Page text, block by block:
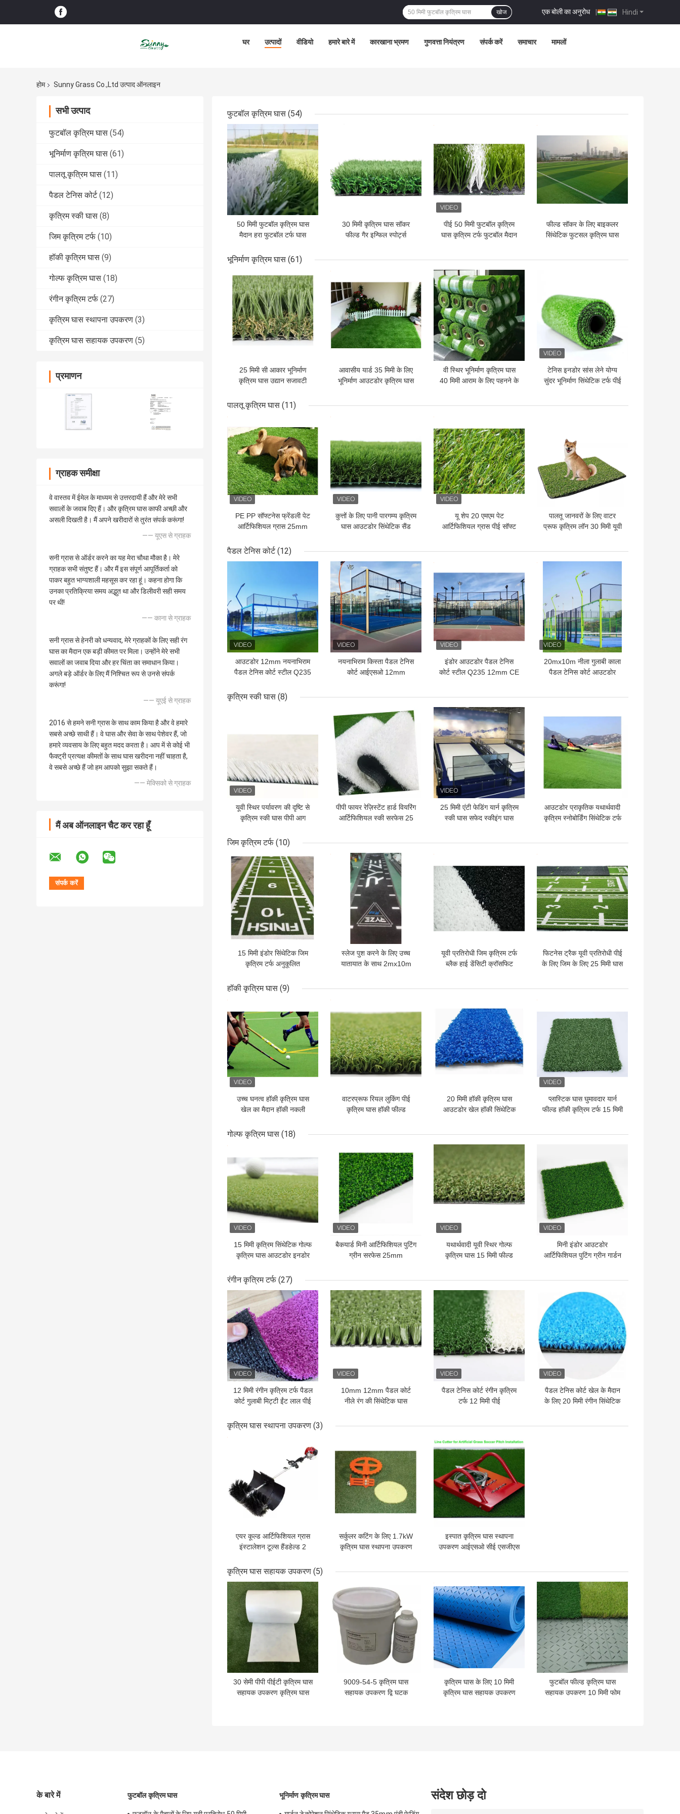
Hindi
एक बोली का अनुरोध |
खोज
घर उत्पादों वीडियो हमारे बारे में कारखाना भ्रमण गुणवत्ता नियंत्रण संपर्क करें समाचार मामलों
होम Sunny Grass Co.,Ltd उत्पाद ऑनलाइन
सभी उत्पाद
फुटबॉल कृत्रिम घास (54)
भूनिर्माण कृत्रिम घास (61)
पालतू कृत्रिम घास (11)
पैडल टेनिस कोर्ट (12)
कृत्रिम स्की घास (8)
जिम कृत्रिम टर्फ (10)
हॉकी कृत्रिम घास (9)
गोल्फ कृत्रिम घास (18)
रंगीन कृत्रिम टर्फ (27)
कृत्रिम घास स्थापना उपकरण (3)
कृत्रिम घास सहायक उपकरण (5)
प्रमाणन
ग्राहक समीक्षा
वे वास्तव में ईमेल के माध्यम से उत्तरदायी हैं और मेरे सभी
सवालों के जवाब दिए हैं। और कृत्रिम घास काफी अच्छी और
असली दिखती है। मैं अपने खरीदारों से तुरंत संपर्क करूंगा!
—— यूएस से ग्राहक
सनी ग्रास से ऑर्डर करने का यह मेरा चौथा मौका है। मेरे
ग्राहक सभी संतुष्ट हैं। और मैं इस संपूर्ण आपूर्तिकर्ता को
पाकर बहुत भाग्यशाली महसूस कर रहा हूं। कहना होगा कि
उनका प्रतिक्रिया समय अद्भुत था और डिलीवरी सही समय
पर थी!
—— काना से ग्राहक
सनी ग्रास से हेनरी को धन्यवाद, मेरे ग्राहकों के लिए सही रंग
घास का मैदान एक बड़ी कीमत पर मिला। उन्होंने मेरे सभी
सवालों का जवाब दिया और हर चिंता का समाधान किया।
अगले बड़े ऑर्डर के लिए मैं निश्चित रूप से उनसे संपर्क
करूंगा!
—— यूएई से ग्राहक
2016 से हमने सनी ग्रास के साथ काम किया है और वे हमारे
सबसे अच्छे साथी हैं। वे घास और सेवा के साथ पेशेवर हैं, जो
हमारे व्यवसाय के लिए बहुत मदद करता है। आप में से कोई भी
फैक्ट्री प्रत्यक्ष कीमतों के साथ घास खरीदना नहीं चाहता है,
वे सबसे अच्छे हैं जो हम आपको सुझा सकते हैं।
—— मेक्सिको से ग्राहक
मैं अब ऑनलाइन चैट कर रहा हूँ
फुटबॉल कृत्रिम घास (54)
50 मिमी फुटबॉल कृत्रिम घास
मैदान हरा फुटबॉल टर्फ घास
सबसे अच्छी कीमत
30 मिमी कृत्रिम घास सॉकर
फील्ड गैर इन्फिल स्पोर्ट्स
पीई 50 मिमी फुटबॉल कृत्रिम
घास कृत्रिम टर्फ फुटबॉल मैदान
फील्ड सॉकर के लिए बाइकलर
सिंथेटिक फुटसल कृत्रिम घास
भूनिर्माण कृत्रिम घास (61)
25 मिमी सी आकार भूनिर्माण
कृत्रिम घास उद्यान सजावटी
सबसे अच्छी कीमत
आवासीय यार्ड 35 मिमी के लिए
भूनिर्माण आउटडोर कृत्रिम घास
वी स्थिर भूनिर्माण कृत्रिम घास
40 मिमी आराम के लिए पहनने के
सबसे अच्छी कीमत
टेनिस इनडोर सांस लेने योग्य
सुंदर भूनिर्माण सिंथेटिक टर्फ पीई
पालतू कृत्रिम घास (11)
PE PP सॉफ्टनेस फ्रेंडली पेट
आर्टिफिशियल ग्रास 25mm
कुत्तों के लिए पानी पारगम्य कृत्रिम
घास आउटडोर सिंथेटिक सैंड
यू शेप 20 एमएम पेट
आर्टिफिशियल ग्रास पीई सॉफ्ट
पालतू जानवरों के लिए वाटर
प्रूफ कृत्रिम लॉन 30 मिमी यूवी
पैडल टेनिस कोर्ट (12)
आउटडोर 12mm नयनाभिराम
पैडल टेनिस कोर्ट स्टील Q235
नयनाभिराम किस्ता पैडल टेनिस
कोर्ट आईएसओ 12mm
सबसे अच्छी कीमत
इंडोर आउटडोर पैडल टेनिस
कोर्ट स्टील Q235 12mm CE
20mx10m नीला गुलाबी काला
पैडल टेनिस कोर्ट आउटडोर
कृत्रिम स्की घास (8)
यूवी स्थिर पर्यावरण की दृष्टि से
कृत्रिम स्की घास पीपी आग
पीपी फायर रेज़िस्टेंट हार्ड वियरिंग
आर्टिफिशियल स्की सरफेस 25
सबसे अच्छी कीमत
25 मिमी एंटी फेडिंग यार्न कृत्रिम
स्की घास सफेद स्कीइंग घास
सबसे अच्छी कीमत
आउटडोर प्राकृतिक यथार्थवादी
कृत्रिम स्नोबोर्डिंग सिंथेटिक टर्फ
जिम कृत्रिम टर्फ (10)
15 मिमी इंडोर सिंथेटिक जिम
कृत्रिम टर्फ अनुकूलित
सबसे अच्छी कीमत
स्लेज पुश करने के लिए उच्च
यातायात के साथ 2mx10m
सबसे अच्छी कीमत
यूवी प्रतिरोधी जिम कृत्रिम टर्फ
ब्लैक हाई डेंसिटी क्रॉसफिट
फिटनेस ट्रैक यूवी प्रतिरोधी पीई
के लिए जिम के लिए 25 मिमी घास
हॉकी कृत्रिम घास (9)
उच्च घनत्व हॉकी कृत्रिम घास
खेल का मैदान हॉकी नकली
वाटरप्रूफ रियल लुकिंग पीई
कृत्रिम घास हॉकी फील्ड
20 मिमी हॉकी कृत्रिम घास
आउटडोर खेल हॉकी सिंथेटिक
प्लास्टिक घास घुमावदार यार्न
फील्ड हॉकी कृत्रिम टर्फ 15 मिमी
गोल्फ कृत्रिम घास (18)
15 मिमी कृत्रिम सिंथेटिक गोल्फ
कृत्रिम घास आउटडोर इनडोर
बैकयार्ड मिनी आर्टिफिशियल पुटिंग
ग्रीन सरफेस 25mm
यथार्थवादी यूवी स्थिर गोल्फ
कृत्रिम घास 15 मिमी फील्ड
मिनी इंडोर आउटडोर
आर्टिफिशियल पुटिंग ग्रीन गार्डन
रंगीन कृत्रिम टर्फ (27)
12 मिमी रंगीन कृत्रिम टर्फ पैडल
कोर्ट गुलाबी मिट्टी ईंट लाल पीई
सबसे अच्छी कीमत
10mm 12mm पैडल कोर्ट
नीले रंग की सिंथेटिक घास
सबसे अच्छी कीमत
पैडल टेनिस कोर्ट रंगीन कृत्रिम
टर्फ 12 मिमी पीई
सबसे अच्छी कीमत
पैडल टेनिस कोर्ट खेल के मैदान
के लिए 20 मिमी रंगीन सिंथेटिक
सबसे अच्छी कीमत
कृत्रिम घास स्थापना उपकरण (3)
एयर कूल्ड आर्टिफिशियल ग्रास
इंस्टालेशन टूल्स हैंडहेल्ड 2
सर्कुलर कटिंग के लिए 1.7kW
कृत्रिम घास स्थापना उपकरण
इस्पात कृत्रिम घास स्थापना
उपकरण आईएसओ सीई एसजीएस
सबसे अच्छी कीमत
कृत्रिम घास सहायक उपकरण (5)
30 सेमी पीपी पीईटी कृत्रिम घास
सहायक उपकरण कृत्रिम घास
सबसे अच्छी कीमत
9009-54-5 कृत्रिम घास
सहायक उपकरण द्वि घटक
सबसे अच्छी कीमत
कृत्रिम घास के लिए 10 मिमी
कृत्रिम घास सहायक उपकरण
सबसे अच्छी कीमत
फुटबॉल फील्ड कृत्रिम घास
सहायक उपकरण 10 मिमी फोम
सबसे अच्छी कीमत
के बारे में फुटबॉल कृत्रिम घास भूनिर्माण कृत्रिम घास संदेश छोड़ दो